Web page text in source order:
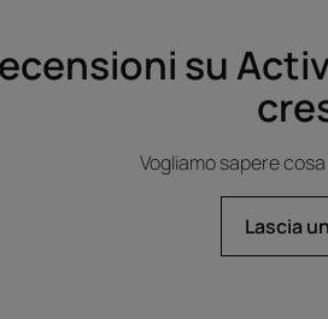
su
Vogliamo sapere
Lascia